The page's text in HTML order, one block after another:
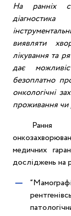
На ранніх
виявляти
лікування та
дає
безоплатно
онкологічні
проживання чи
Рання
медичних
досліджень на